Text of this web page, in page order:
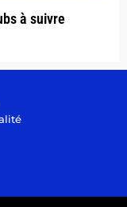
à suivre